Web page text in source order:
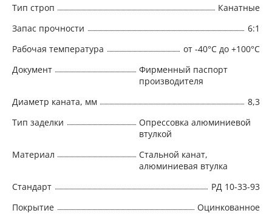
Тип строп
Канатные
Запас прочности
6:1
Рабочая температура
от -40°C до +100°C
Документ
Фирменный паспорт
производителя
Диаметр каната, мм
8,3
Тип заделки
Опрессовка алюминиевой
втулкой
Материал
Стальной канат,
алюминиевая втулка
Стандарт
РД 10-33-93
Покрытие
Оцинкованное